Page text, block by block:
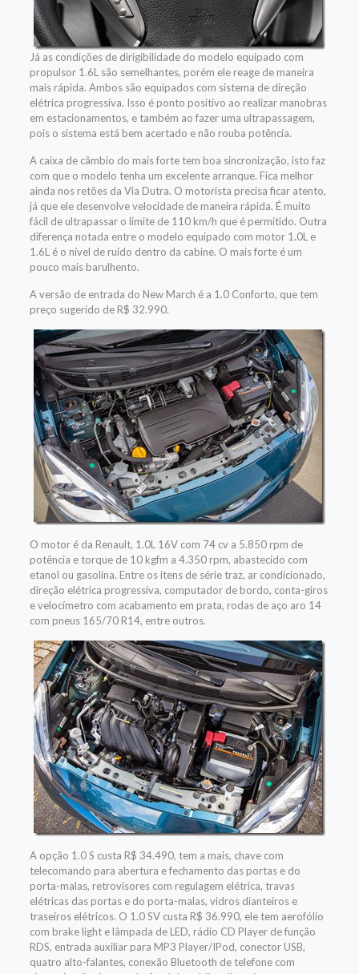
Já as condições de dirigibilidade do modelo equipado com
propulsor 1.6L são semelhantes, porém ele reage de maneira
mais rápida. Ambos são equipados com sistema de direção
elétrica progressiva. Isso é ponto positivo ao realizar manobras
em estacionamentos, e também ao fazer uma ultrapassagem,
pois o sistema está bem acertado e não rouba potência.
A caixa de câmbio do mais forte tem boa sincronização, isto faz
com que o modelo tenha um excelente arranque. Fica melhor
ainda nos retões da Via Dutra. O motorista precisa ficar atento,
já que ele desenvolve velocidade de maneira rápida. É muito
fácil de ultrapassar o limite de 110 km/h que é permitido. Outra
diferença notada entre o modelo equipado com motor 1.0L e
1.6L é o nível de ruído dentro da cabine. O mais forte é um
pouco mais barulhento.
A versão de entrada do New March é a 1.0 Conforto, que tem
preço sugerido de R$ 32.990.
O motor é da Renault, 1.0L 16V com 74 cv a 5.850 rpm de
potência e torque de 10 kgfm a 4.350 rpm, abastecido com
etanol ou gasolina. Entre os itens de série traz, ar condicionado,
direção elétrica progressiva, computador de bordo, conta-giros
e velocímetro com acabamento em prata, rodas de aço aro 14
com pneus 165/70 R14, entre outros.
A opção 1.0 S custa R$ 34.490, tem a mais, chave com
telecomando para abertura e fechamento das portas e do
porta-malas, retrovisores com regulagem elétrica, travas
elétricas das portas e do porta-malas, vidros dianteiros e
traseiros elétricos. O 1.0 SV custa R$ 36.990, ele tem aerofólio
com brake light e lâmpada de LED, rádio CD Player de função
RDS, entrada auxiliar para MP3 Player/IPod, conector USB,
quatro alto-falantes, conexão Bluetooth de telefone com